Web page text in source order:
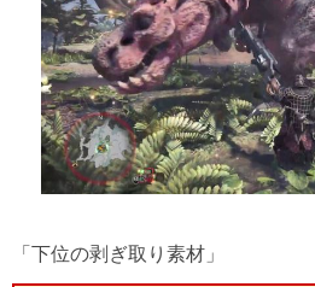
「下位の剥ぎ取り素材」